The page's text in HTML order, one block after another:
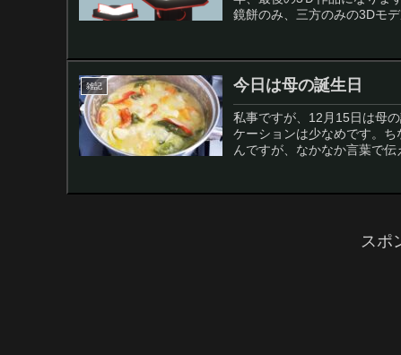
鏡餅のみ、三方のみの3Dモ
雑記 今日は母の誕生日
私事ですが、12月15日は母
ケーションは少なめです。
んですが、なかなか言葉で
スポ